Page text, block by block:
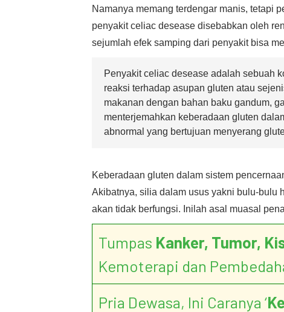
Namanya memang terdengar manis, tetapi
penyakit celiac desease disebabkan oleh
sejumlah efek samping dari penyakit bisa
Penyakit celiac desease adalah sebuah
reaksi terhadap asupan gluten atau
makanan dengan bahan baku gandum,
menterjemahkan keberadaan gluten
abnormal yang bertujuan menyerang
Keberadaan gluten dalam sistem
Akibatnya, silia dalam usus yakni bulu-bulu
akan tidak berfungsi. Inilah asal muasal
Tumpas Kanker, Tumor,
Kemoterapi dan
Pria Dewasa, Ini Caranya ‘